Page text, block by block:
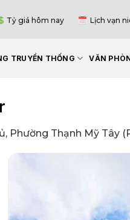
Tỷ giá hôm nay Lịch vạn
TRUYỀN THỐNG VĂN
Phường Thạnh Mỹ Tây